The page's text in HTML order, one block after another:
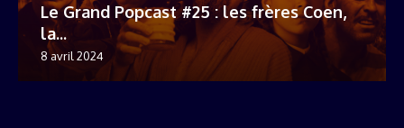
Le Grand Popcast #25 : les frères Coen,
la...
8 avril 2024